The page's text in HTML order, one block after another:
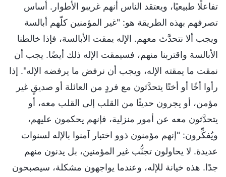
تفاعلًا طبيعيًا، ويعتقد الناس أنهم غريبو الأطوار. أساس
تصرفهم بهذه الطريقة هو: "غير المؤمنين كلّهم أبالسة
ويجب ألا نتحدَّث معهم. الإله يمقت الأبالسة، فإذا خالطنا
الأبالسة واقتربنا منهم، فسيمقت الإله ذلك أيضًا. يجب أن
نمقت ما يمقته الإله، ويجب أن نرفض ما يرفضه الإله". إذا
رأوا أخًا أو أختًا يتحدَّثون مع فردٍ من العائلة أو صديقٍ غير
مؤمن، أو يجرون حديثًا من القلب إلى القلب معه، أو
يتحدَّثون معه عن أمور منزلية، فإنهم يحكمون عليهم،
ويُفكِّرون: "إنهم مؤمنون ذوو اختبار آمنوا بالإله لسنوات
عديدة. لا يحاولون تجنُّب غير المؤمنين، بل يدنون منهم
جدًا. هذه خيانة للإله، وعندما يواجهون مشكلة، سيصبحون